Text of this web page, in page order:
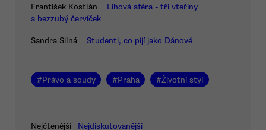
František Kostlán
Lihová aféra - tři vteřiny
a bezzubý červíček
Sandra Silná Studenti, co pijí jako Dánové
#Právo a soudy #Praha #Životní styl
Nejčtenější
Nejdiskutovanější